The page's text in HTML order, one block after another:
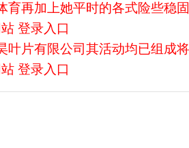
育再加上她平时的各式险些稳
登录入口
叶片有限公司其活动均已组成
登录入口